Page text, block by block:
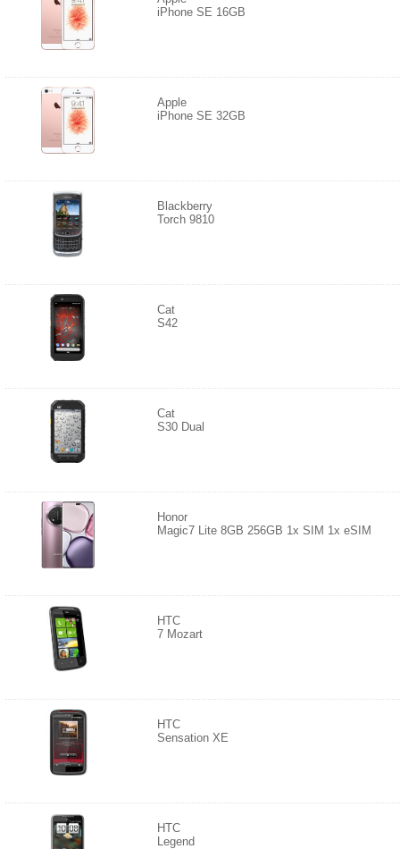
iPhone SE 16GB
Apple
iPhone SE 32GB
Blackberry
Torch 9810
Cat
S42
Cat
S30 Dual
Honor
Magic7 Lite 8GB 256GB 1x SIM 1x eSIM
HTC
7 Mozart
HTC
Sensation XE
HTC
Legend